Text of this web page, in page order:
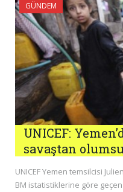
GÜNDEM
UNICEF:
savaştan
UNICEF Yemen temsilcisi
BM istatistiklerine göre